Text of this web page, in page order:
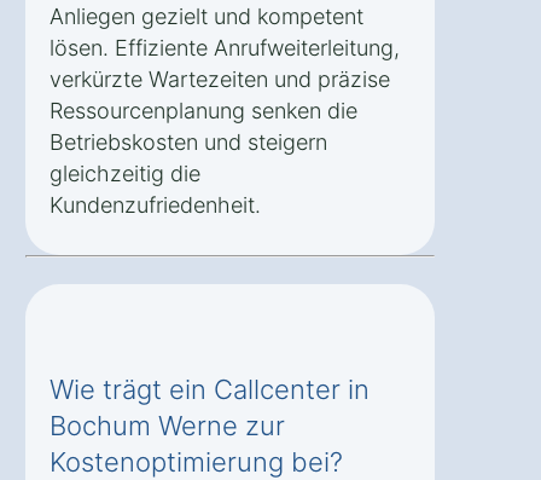
Anliegen gezielt und kompetent
lösen. Effiziente Anrufweiterleitung,
verkürzte Wartezeiten und präzise
Ressourcenplanung senken die
Betriebskosten und steigern
gleichzeitig die
Kundenzufriedenheit.
Wie trägt ein Callcenter in
Bochum Werne zur
Kostenoptimierung bei?